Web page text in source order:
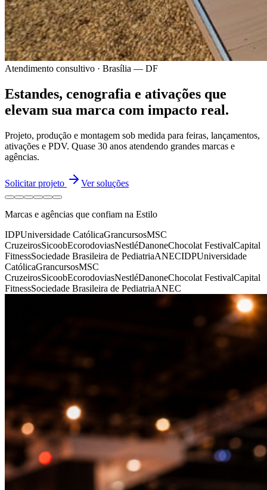
Atendimento consultivo · Brasília — DF
Estandes, cenografia e ativações que
elevam sua marca com impacto real.
Projeto, produção e montagem sob medida para feiras, lançamentos,
ativações e PDV. Quase 30 anos atendendo grandes marcas e
agências.
Solicitar projeto Ver soluções
Marcas e agências que confiam na Estilo
IDPUniversidade CatólicaGrancursosMSC
CruzeirosSicoobEcorodoviasNestléDanoneChocolat FestivalCapital
FitnessSociedade Brasileira de PediatriaANECIDPUniversidade
CatólicaGrancursosMSC
CruzeirosSicoobEcorodoviasNestléDanoneChocolat FestivalCapital
FitnessSociedade Brasileira de PediatriaANEC